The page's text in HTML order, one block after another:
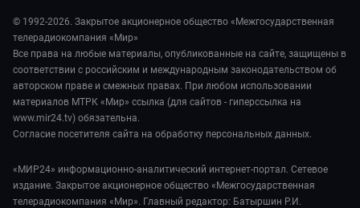
© 1992-2026. Закрытое акционерное общество «Межгосударственная
телерадиокомпания «Мир»
Все права на любые материалы, опубликованные на сайте, защищены в
соответствии с российским и международным законодательством об
авторском праве и смежных правах. При любом использовании
материалов МТРК «Мир» ссылка (для сайтов - гиперссылка на
www.mir24.tv) обязательна.
Согласие посетителя сайта на обработку персональных данных.
«МИР24» информационно-аналитический интернет-портал. Сетевое
издание. Закрытое акционерное общество «Межгосударственная
телерадиокомпания «Мир». Главный редактор: Батыршин Р.И.